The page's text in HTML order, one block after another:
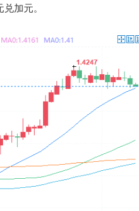
加元。